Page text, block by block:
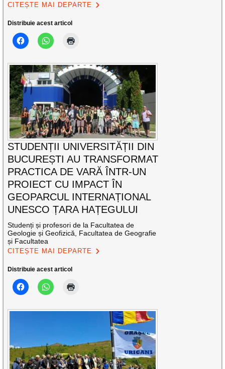
CITEȘTE MAI DEPARTE
Distribuie acest articol
STUDENȚII UNIVERSITĂȚII DIN
BUCUREȘTI AU TRANSFORMAT
PRACTICA DE VARĂ ÎNTR-UN
PROIECT CU IMPACT ÎN
GEOPARCUL INTERNAȚIONAL
UNESCO ȚARA HAȚEGULUI
Studenți și profesori de la Facultatea de
Geologie și Geofizică, Facultatea de Geografie
și Facultatea
CITEȘTE MAI DEPARTE
Distribuie acest articol